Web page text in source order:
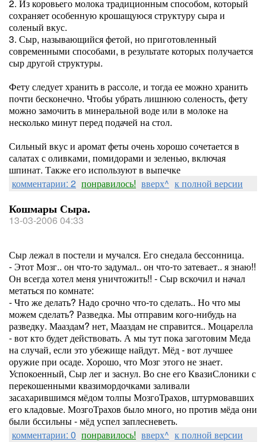
2. Из коровьего молока традиционным способом, который
сохраняет особенную крошащуюся структуру сыра и
соленый вкус.
3. Сыр, называющийся фетой, но приготовленный
современными способами, в результате которых получается
сыр другой структуры.
Фету следует хранить в рассоле, и тогда ее можно хранить
почти бесконечно. Чтобы убрать лишнюю соленость, фету
можно замочить в минеральной воде или в молоке на
несколько минут перед подачей на стол.
Сильный вкус и аромат феты очень хорошо сочетается в
салатах с оливками, помидорами и зеленью, включая
шпинат. Также его используют в выпечке
комментарии: 2 понравилось! вверх^ к полной версии
Кошмары Сыра.
13-03-2006 04:33
Сыр лежал в постели и мучался. Его снедала бессонница.
- Этот Мозг.. он что-то задумал.. он что-то затевает.. я знаю!!
Он всегда хотел меня уничтожить!! - Сыр вскочил и начал
метаться по комнате:
- Что же делать? Надо срочно что-то сделать.. Но что мы
можем сделать? Разведка. Мы отправим кого-нибудь на
разведку. Мааздам? нет, Мааздам не справится.. Моцарелла
- вот кто будет действовать. А мы тут пока заготовим Меда
на случай, если это убежище найдут. Мёд - вот лучшее
оружие при осаде. Хорошо, что Мозг этого не знает.
Успокоенный, Сыр лег и заснул. Во сне его КвазиСлоники с
перекошенными квазимордочками заливали
засахарившимся мёдом толпы МозгоТрахов, штурмовавших
его кладовые. МозгоТрахов было много, но против мёда они
были бссильны - мёд успел заплесневеть.
комментарии: 0 понравилось! вверх^ к полной версии